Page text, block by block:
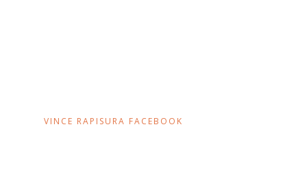
VINCE RAPISURA FACEBOOK